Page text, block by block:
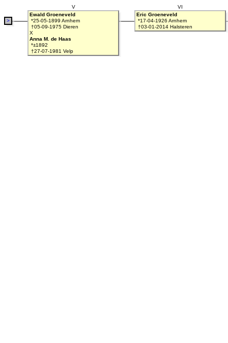
>
Eric Groeneveld
*17-04-1926 Arnhem
†03-01-2014 Halsteren
Ewald Groeneveld
*25-05-1899 Arnhem
†05-09-1975 Dieren
X
Anna M. de Haas
*±1892
†27-07-1981 Velp
V VI